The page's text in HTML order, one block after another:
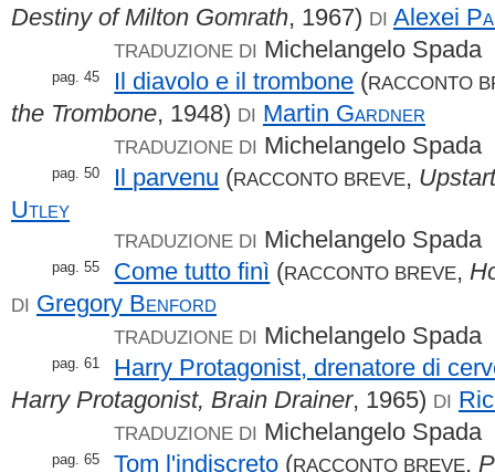
Destiny of Milton Gomrath, 1967) DI Alexei
TRADUZIONE DI Michelangelo Spada
pag. 45 Il diavolo e il trombone (RACCONTO
the Trombone, 1948) DI Martin Gardner
TRADUZIONE DI Michelangelo Spada
pag. 50 Il parvenu (RACCONTO BREVE,
Utley
TRADUZIONE DI Michelangelo Spada
pag. 55 Come tutto finì (RACCONTO BREVE,
DI Gregory Benford
TRADUZIONE DI Michelangelo Spada
pag. 61
Harry Protagonist, drenatore di
Harry Protagonist, Brain Drainer, 1965) DI
TRADUZIONE DI Michelangelo Spada
pag. 65 Tom l'indiscreto (RACCONTO BREVE,